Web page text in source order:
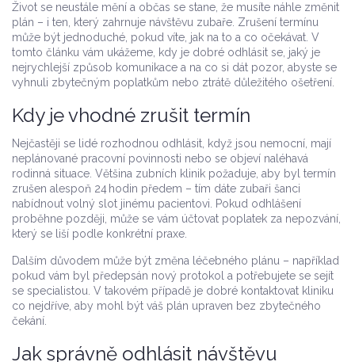
Život se neustále mění a občas se stane, že musíte náhle změnit
plán – i ten, který zahrnuje návštěvu zubaře. Zrušení termínu
může být jednoduché, pokud víte, jak na to a co očekávat. V
tomto článku vám ukážeme, kdy je dobré odhlásit se, jaký je
nejrychlejší způsob komunikace a na co si dát pozor, abyste se
vyhnuli zbytečným poplatkům nebo ztrátě důležitého ošetření.
Kdy je vhodné zrušit termín
Nejčastěji se lidé rozhodnou odhlásit, když jsou nemocní, mají
neplánované pracovní povinnosti nebo se objeví naléhavá
rodinná situace. Většina zubních klinik požaduje, aby byl termín
zrušen alespoň 24 hodin předem – tím dáte zubaři šanci
nabídnout volný slot jinému pacientovi. Pokud odhlášení
proběhne později, může se vám účtovat poplatek za nepozvání,
který se liší podle konkrétní praxe.
Dalším důvodem může být změna léčebného plánu – například
pokud vám byl předepsán nový protokol a potřebujete se sejít
se specialistou. V takovém případě je dobré kontaktovat kliniku
co nejdříve, aby mohl být váš plán upraven bez zbytečného
čekání.
Jak správně odhlásit návštěvu